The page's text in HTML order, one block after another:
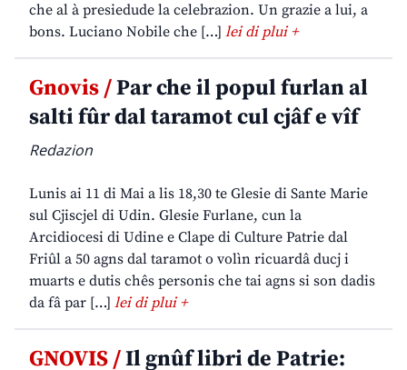
che al à presiedude la celebrazion. Un grazie a lui, a
bons. Luciano Nobile che […] lei di plui +
Gnovis /Par che il popul furlan al
salti fûr dal taramot cul cjâf e vîf
Redazion
Lunis ai 11 di Mai a lis 18,30 te Glesie di Sante Marie
sul Cjiscjel di Udin. Glesie Furlane, cun la
Arcidiocesi di Udine e Clape di Culture Patrie dal
Friûl a 50 agns dal taramot o volìn ricuardâ ducj i
muarts e dutis chês personis che tai agns si son dadis
da fâ par […] lei di plui +
GNOVIS /Il gnûf libri de Patrie: